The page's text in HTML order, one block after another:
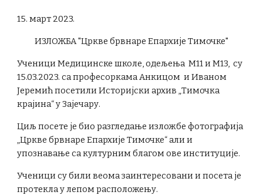
15. март 2023.
ИЗЛОЖБА "Цркве брвнаре Епархије Тимочке"
Ученици Медицинске школе, одељења М11 и М13, су
15.03.2023. са професоркама Анкицом и Иваном
Јеремић посетили Историјски архив „Тимочка
крајина“ у Зајечару.
Циљ посете је био разгледање изложбе фотографија
„Цркве брвнаре Епархије Тимочке“ али и
упознавање са културним благом ове институције.
Ученици су били веома заинтересовани и посета је
протекла у лепом расположењу.